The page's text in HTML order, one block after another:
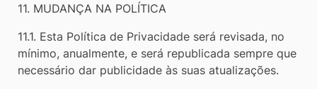
11. MUDANÇA NA POLÍTICA
11.1. Esta Política de Privacidade será revisada, no
mínimo, anualmente, e será republicada sempre que
necessário dar publicidade às suas atualizações.